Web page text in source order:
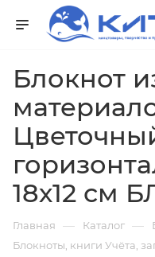
Блокнот
18х12 см
Главная — Каталог —
Блокноты, книги Учёта,